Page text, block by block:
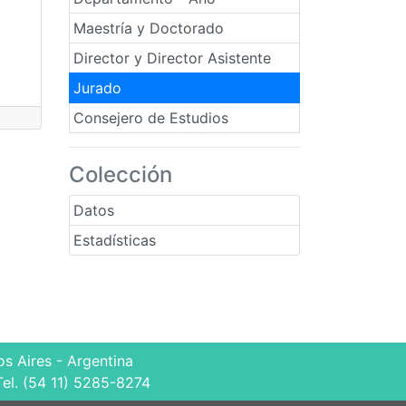
Maestría y Doctorado
Director y Director Asistente
Jurado
Consejero de Estudios
Colección
Datos
Estadísticas
Aires - Argentina
(54 11) 5285-8274